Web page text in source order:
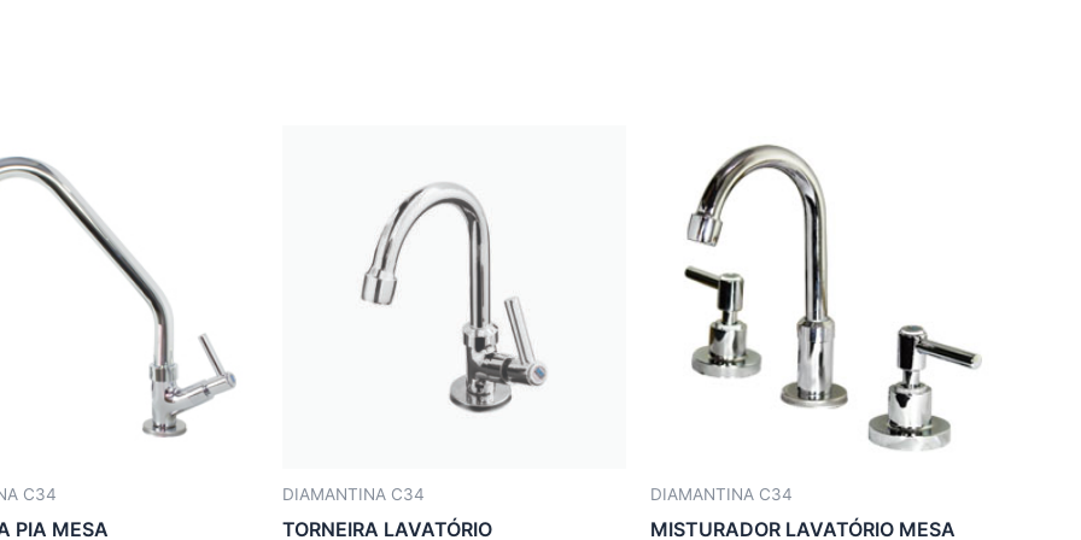
C34
PIA MESA
DIAMANTINA C34
TORNEIRA LAVATÓRIO
DIAMANTINA C34
MISTURADOR LAVATÓRIO MESA